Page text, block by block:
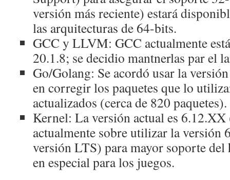
versión más reciente) estará
las arquitecturas de 64-bits.
GCC y LLVM: GCC actualmente
20.1.8; se decidio mantnerlas par el
Go/Golang: Se acordó usar la
en corregir los paquetes que lo
actualizados (cerca de 820 paquetes).
Kernel: La versión actual es
actualmente sobre utilizar la
versión LTS) para mayor soporte del
en especial para los juegos.